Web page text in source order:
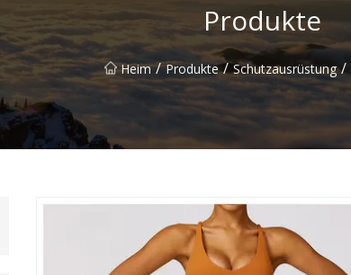
Produkte
Heim / Produkte / Schutzausrüstung /